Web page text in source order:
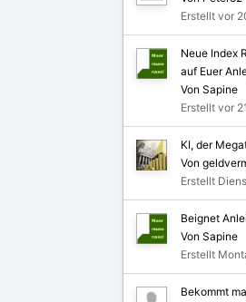
Erstellt vor
Neue Index
auf Euer
Von Sapine
Erstellt vor
KI, der
Von
Erstellt
Beignet
Von Sapine
Erstellt
Bekommt